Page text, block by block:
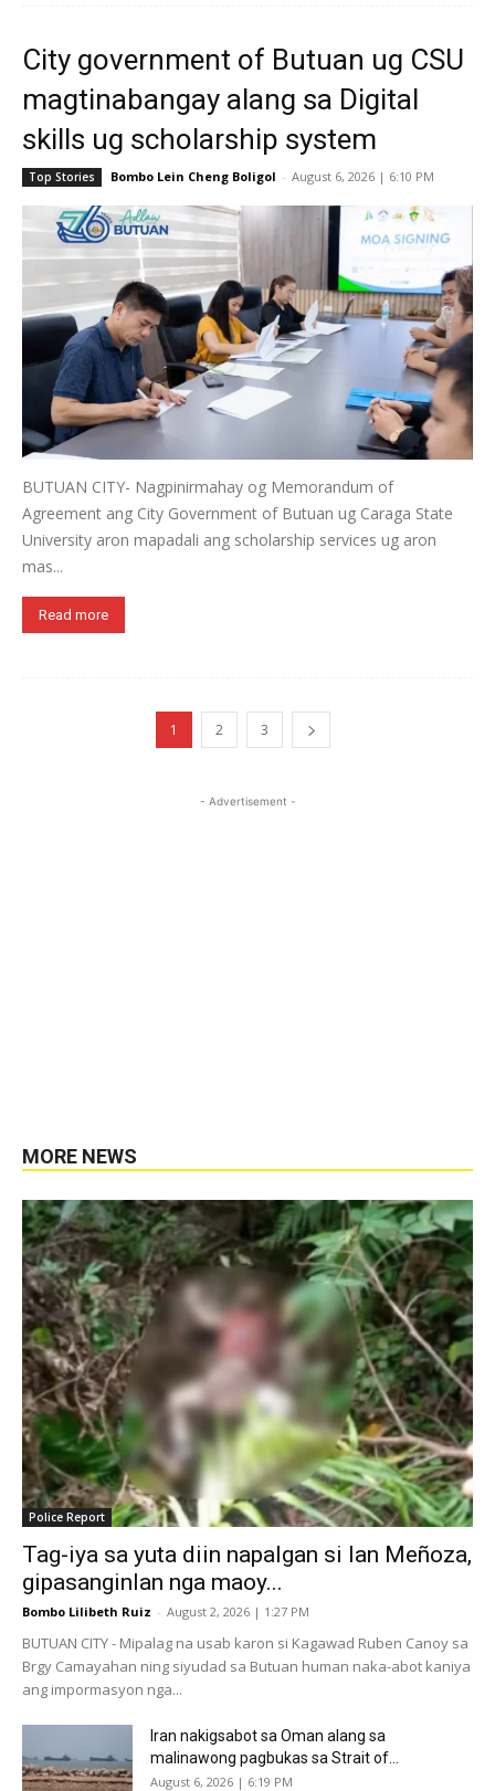
City government of Butuan ug CSU
magtinabangay alang sa Digital
skills ug scholarship system
Top Stories Bombo Lein Cheng Boligol - August 6, 2026 | 6:10 PM
BUTUAN CITY- Nagpinirmahay og Memorandum of
Agreement ang City Government of Butuan ug Caraga State
University aron mapadali ang scholarship services ug aron
mas...
Read more
1 2 3
- Advertisement -
MORE NEWS
Police Report
Tag-iya sa yuta diin napalgan si Ian Meñoza,
gipasanginlan nga maoy...
Bombo Lilibeth Ruiz - August 2, 2026 | 1:27 PM
BUTUAN CITY - Mipalag na usab karon si Kagawad Ruben Canoy sa
Brgy Camayahan ning siyudad sa Butuan human naka-abot kaniya
ang impormasyon nga...
Iran nakigsabot sa Oman alang sa
malinawong pagbukas sa Strait of...
August 6, 2026 | 6:19 PM